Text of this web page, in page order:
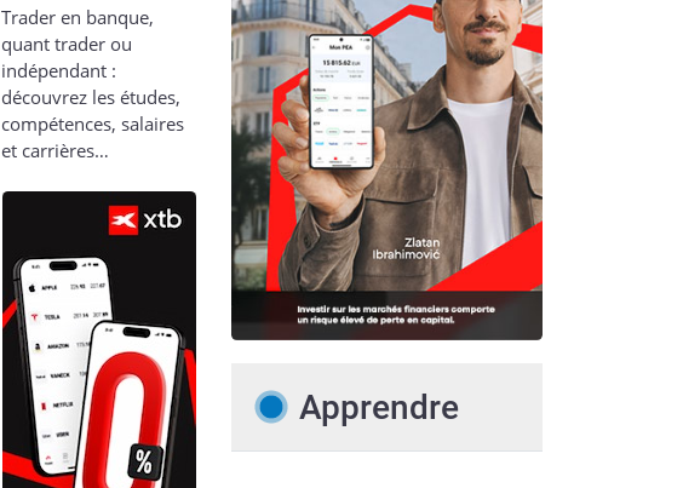
Trader en banque,
quant trader ou
indépendant :
découvrez les études,
compétences, salaires
et carrières…
Apprendre